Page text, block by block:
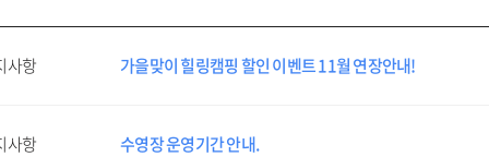
사항 가을맞이 힐링캠핑 할인 이벤트 11월 연장안내!
사항 수영장 운영기간 안내.